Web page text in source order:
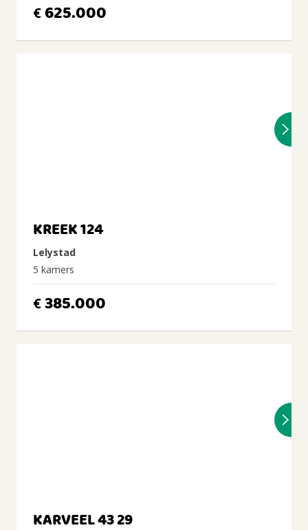
€625.000
KREEK 124
Lelystad
5 kamers
€385.000
KARVEEL 43 29